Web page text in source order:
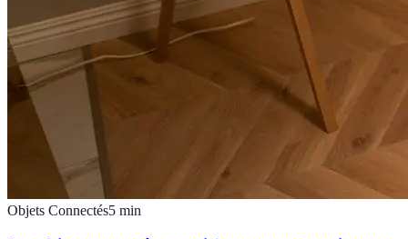
Objets Connectés5 min